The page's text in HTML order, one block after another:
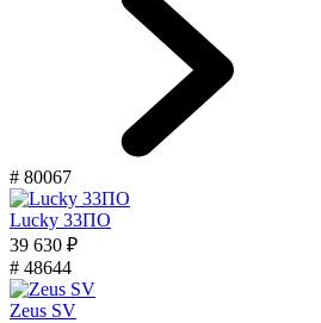
# 80067
Lucky 33ПО
39 630 ₽
# 48644
Zeus SV